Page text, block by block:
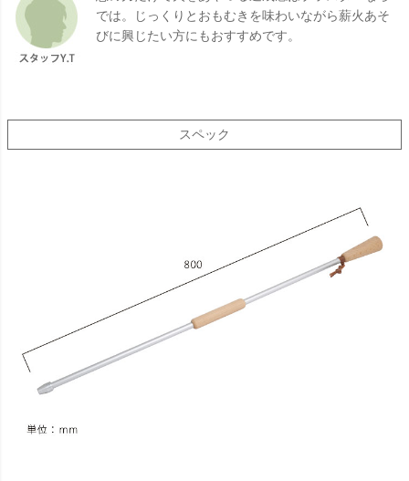
では。じっくりとおもむきを味わいながら薪火あそ
びに興じたい方にもおすすめです。
スペック